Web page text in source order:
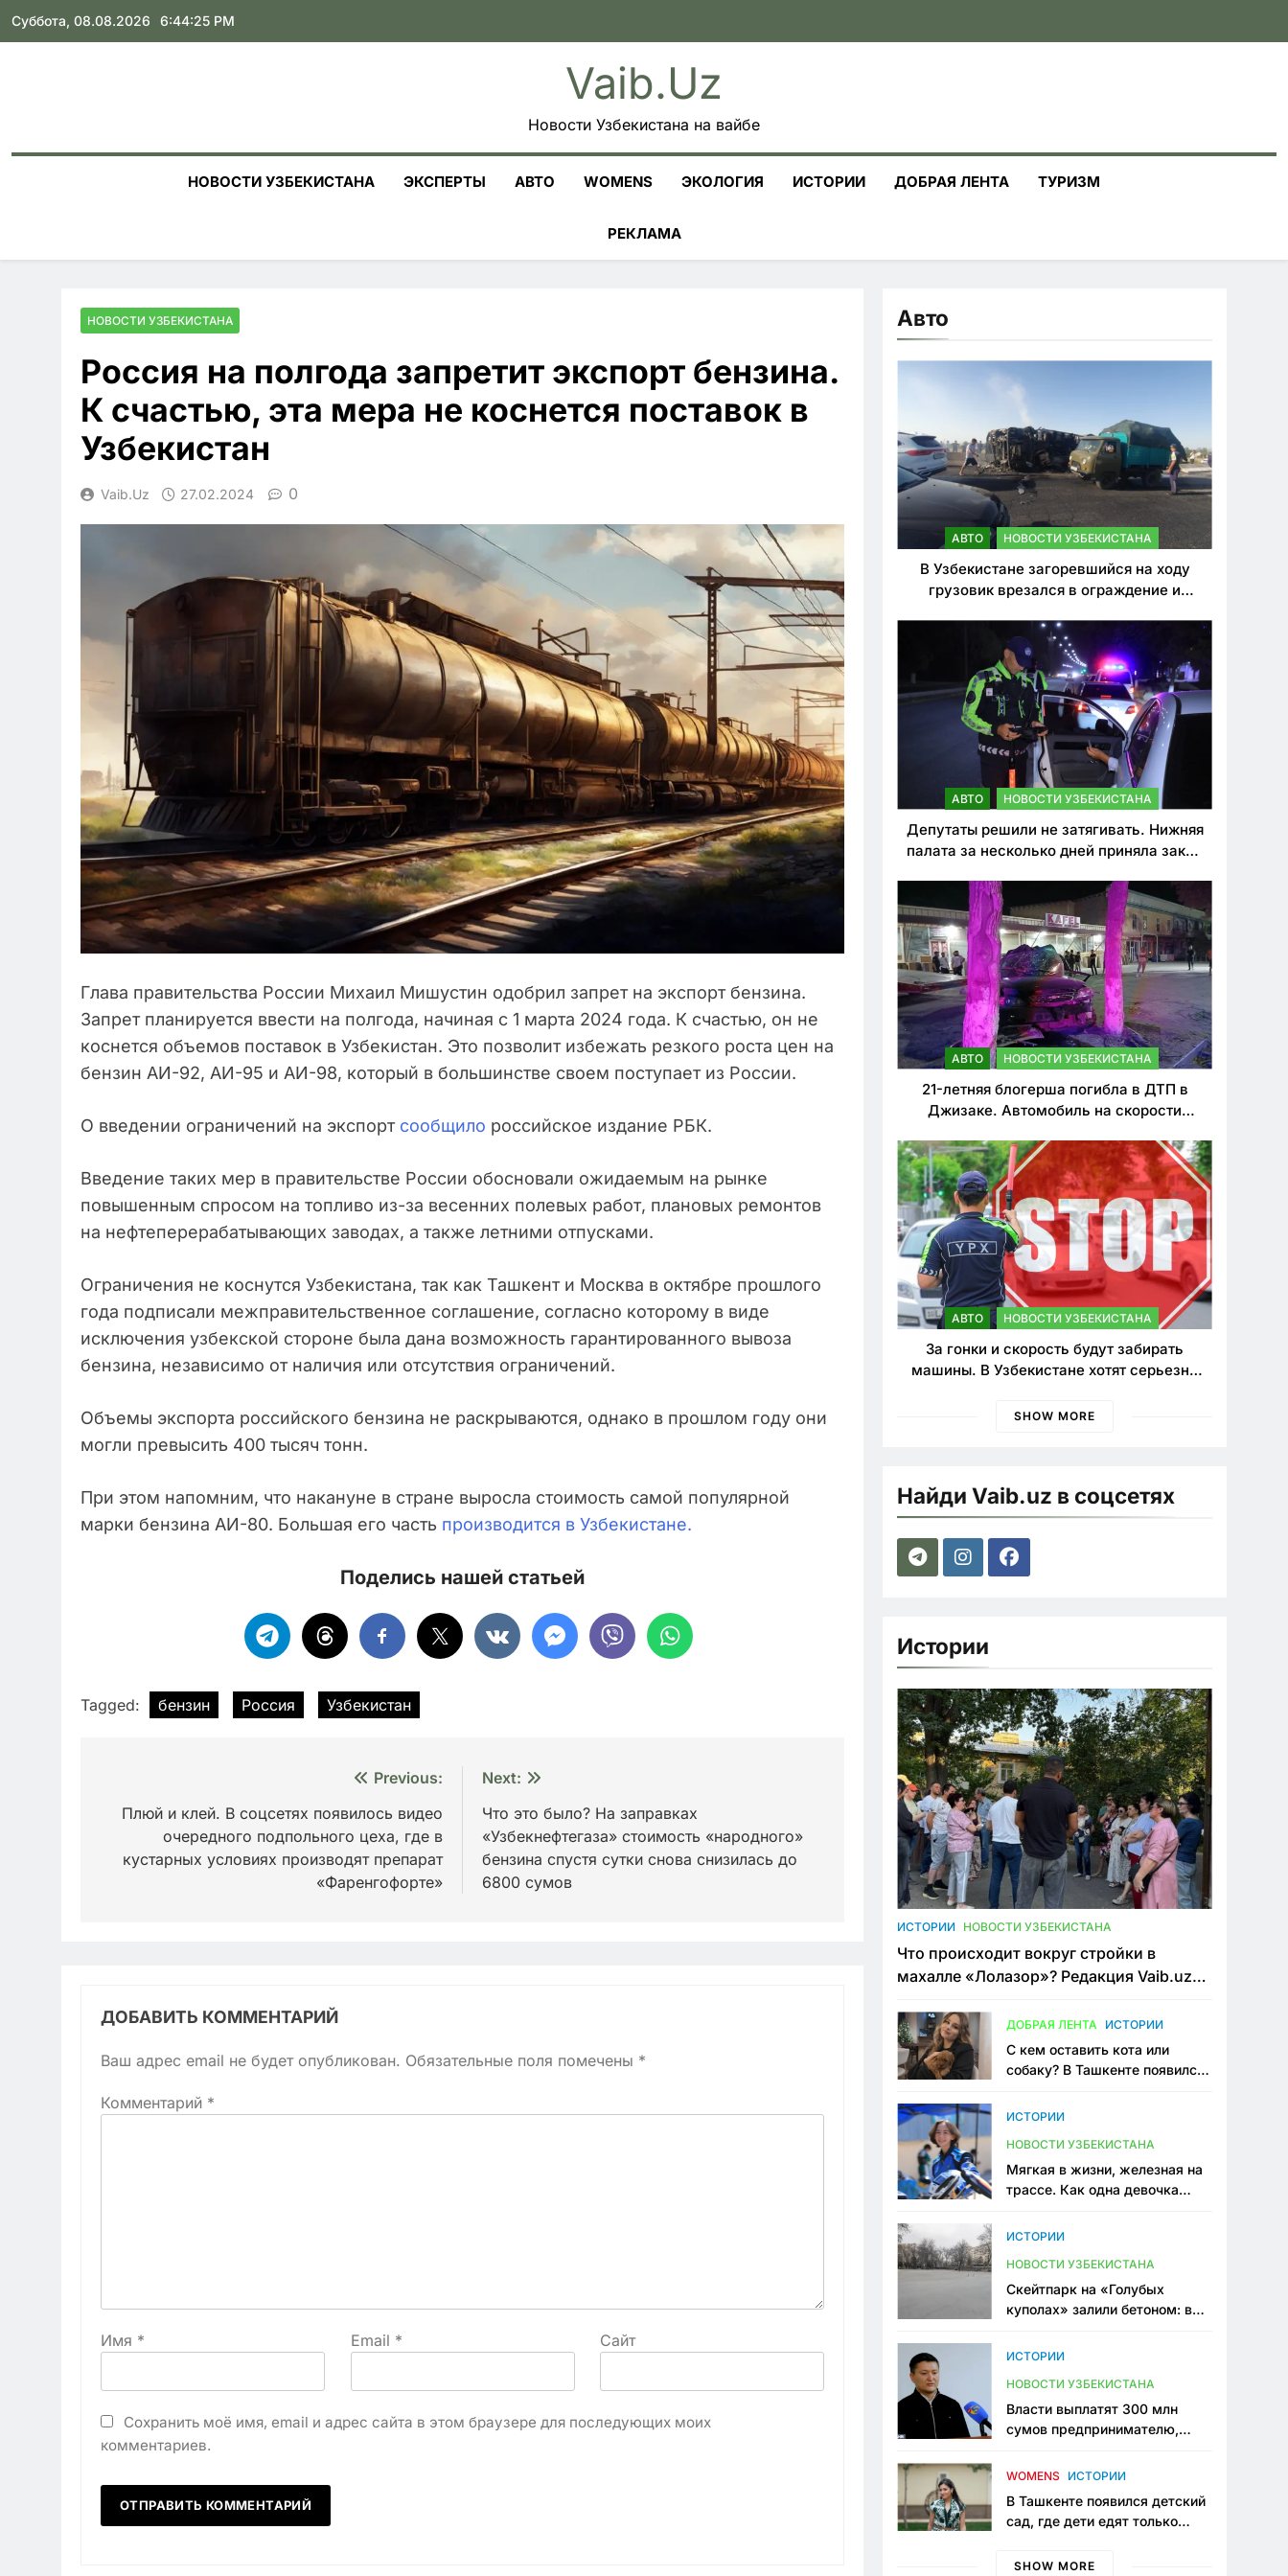
Skip
Суббота, 08.08.2026 6:44:27 PM
Vaib.uz
Новости Узбекистана на вайбе
НОВОСТИ УЗБЕКИСТАНА ЭКСПЕРТЫ АВТО WOMENS ЭКОЛОГИЯ ИСТОРИИ ДОБРАЯ ЛЕНТА ТУРИЗМ
РЕКЛАМА
НОВОСТИ УЗБЕКИСТАНА
Россия на полгода запретит экспорт бензина.
К счастью, эта мера не коснется поставок в
Узбекистан
Vaib.uz 27.02.2024 0
Глава правительства России Михаил Мишустин одобрил запрет на экспорт бензина.
Запрет планируется ввести на полгода, начиная с 1 марта 2024 года. К счастью, он не
коснется объемов поставок в Узбекистан. Это позволит избежать резкого роста цен на
бензин АИ-92, АИ-95 и АИ-98, который в большинстве своем поступает из России.
О введении ограничений на экспорт сообщило российское издание РБК.
Введение таких мер в правительстве России обосновали ожидаемым на рынке
повышенным спросом на топливо из-за весенних полевых работ, плановых ремонтов
на нефтеперерабатывающих заводах, а также летними отпусками.
Ограничения не коснутся Узбекистана, так как Ташкент и Москва в октябре прошлого
года подписали межправительственное соглашение, согласно которому в виде
исключения узбекской стороне была дана возможность гарантированного вывоза
бензина, независимо от наличия или отсутствия ограничений.
Объемы экспорта российского бензина не раскрываются, однако в прошлом году они
могли превысить 400 тысяч тонн.
При этом напомним, что накануне в стране выросла стоимость самой популярной
марки бензина АИ-80. Большая его часть производится в Узбекистане.
Поделись нашей статьей
Tagged: бензин Россия Узбекистан
по
записям
Previous:
Плюй и клей. В соцсетях появилось видео
очередного подпольного цеха, где в
кустарных условиях производят препарат
«Фаренгофорте»
Next:
Что это было? На заправках
«Узбекнефтегаза» стоимость «народного»
бензина спустя сутки снова снизилась до
6800 сумов
ДОБАВИТЬ КОММЕНТАРИЙ
Ваш адрес email не будет опубликован. Обязательные поля помечены *
Комментарий *
Имя * Email * Сайт
Сохранить моё имя, email и адрес сайта в этом браузере для последующих моих
комментариев.
Авто
АВТО НОВОСТИ УЗБЕКИСТАНА
В Узбекистане загоревшийся на ходу
грузовик врезался в ограждение и
АВТО НОВОСТИ УЗБЕКИСТАНА
Депутаты решили не затягивать. Нижняя
палата за несколько дней приняла закон
нарушителей ПДД
АВТО НОВОСТИ УЗБЕКИСТАНА
21-летняя блогерша погибла в ДТП в
Джизаке. Автомобиль на скорости
АВТО НОВОСТИ УЗБЕКИСТАНА
За гонки и скорость будут забирать
машины. В Узбекистане хотят серьезно
SHOW MORE
Найди Vaib.uz в соцсетях
Истории
ИСТОРИИ НОВОСТИ УЗБЕКИСТАНА
Что происходит вокруг стройки в
махалле «Лолазор»? Редакция Vaib.uz
конфликта
ДОБРАЯ ЛЕНТА ИСТОРИИ
С кем оставить кота или
собаку? В Ташкенте появился
ИСТОРИИ
НОВОСТИ УЗБЕКИСТАНА
Мягкая в жизни, железная на
трассе. Как одна девочка
Узбекистане
ИСТОРИИ
НОВОСТИ УЗБЕКИСТАНА
Скейтпарк на «Голубых
куполах» залили бетоном: в
одно общественное
ИСТОРИИ
НОВОСТИ УЗБЕКИСТАНА
Власти выплатят 300 млн
сумов предпринимателю,
тюрьме по незаконному
WOMENS ИСТОРИИ
В Ташкенте появился детский
сад, где дети едят только
мама, которая устала просить
SHOW MORE